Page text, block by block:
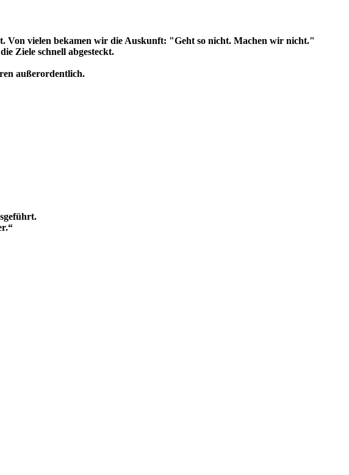
Von vielen bekamen wir die Auskunft: "Geht so nicht. Machen wir nicht."
Ziele schnell abgesteckt.
außerordentlich.